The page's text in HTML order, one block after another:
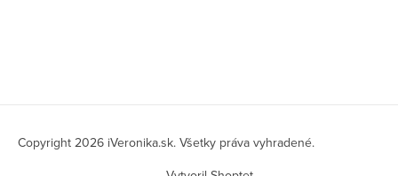
Copyright 2026 iVeronika.sk. Všetky práva vyhradené.